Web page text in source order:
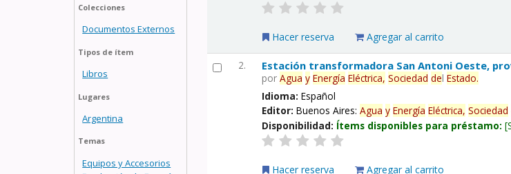
Colecciones
Documentos Externos
Tipos de ítem
Libros
Lugares
Argentina
Temas
Equipos y Accesorios
Hacer reserva Agregar al carrito
2. Estación transformadora San Antoni Oeste,
porAgua y Energía Eléctrica, Sociedad delEstado.
Idioma:Español
Editor:Buenos Aires:Agua y Energía Eléctrica, Sociedad
Disponibilidad: Ítems disponibles para préstamo:
Hacer reserva Agregar al carrito